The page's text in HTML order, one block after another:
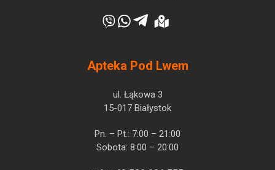
Apteka Pod Lwem
ul. Łąkowa 3
15-017 Białystok
Pn. – Pt.: 7:00 – 21:00
Sobota: 8:00 – 20:00